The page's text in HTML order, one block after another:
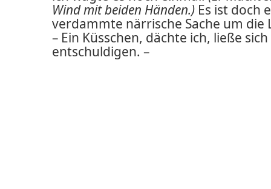
Wind mit beiden Händen.) Es ist doch
verdammte närrische Sache um die
– Ein Küsschen, dächte ich, ließe sich
entschuldigen. –